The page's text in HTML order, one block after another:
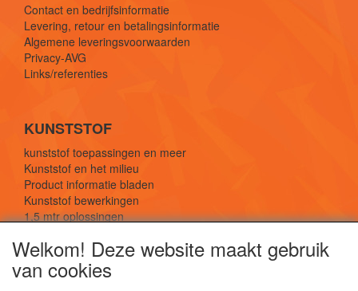
Contact en bedrijfsinformatie
Levering, retour en betalingsinformatie
Algemene leveringsvoorwaarden
Privacy-AVG
Links/referenties
KUNSTSTOF
kunststof toepassingen en meer
Kunststof en het milieu
Product informatie bladen
Kunststof bewerkingen
1,5 mtr oplossingen
Welkom! Deze website maakt gebruik
van cookies